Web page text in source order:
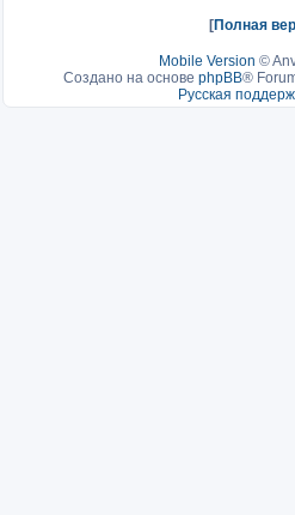
[Полная
Mobile Version ©
Создано на основе phpBB®
Русская